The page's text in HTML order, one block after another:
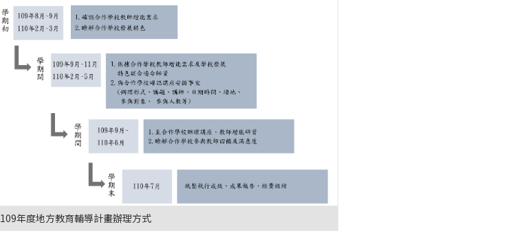
109年度地方教育輔導計畫辦理方式